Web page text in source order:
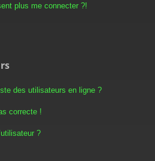
plus me connecter ?!
des utilisateurs en ligne ?
correcte !
?